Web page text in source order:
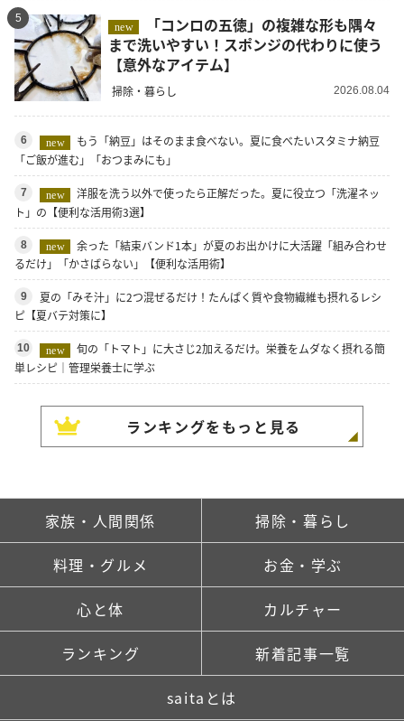
5
new
まで洗いやすい！スポンジの代わりに使う
【意外なアイテム】
掃除・暮らし 2026.08.04
6 new
もう「納豆」はそのまま食べない。夏に食べたいスタミナ納豆
「ご飯が進む」「おつまみにも」
7 new
洋服を洗う以外で使ったら正解だった。夏に役立つ「洗濯ネッ
ト」の【便利な活用術3選】
8 new
余った「結束バンド1本」が夏のお出かけに大活躍「組み合わせ
るだけ」「かさばらない」【便利な活用術】
9
夏の「みそ汁」に2つ混ぜるだけ！たんぱく質や食物繊維も摂れるレシ
ピ【夏バテ対策に】
10 new
旬の「トマト」に大さじ2加えるだけ。栄養をムダなく摂れる簡
単レシピ｜管理栄養士に学ぶ
ランキングをもっと見る
家族・人間関係 掃除・暮らし
料理・グルメ お金・学ぶ
心と体 カルチャー
ランキング 新着記事一覧
saitaとは